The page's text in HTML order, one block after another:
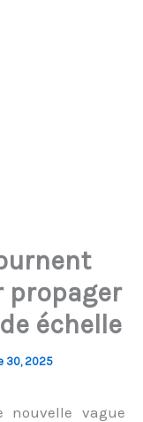
propager
échelle
30, 2025
nouvelle vague